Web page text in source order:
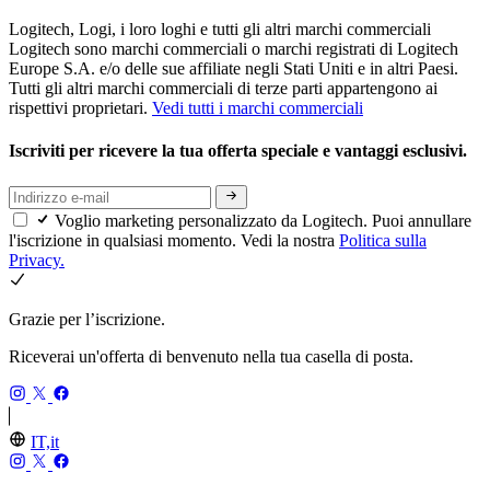
Logitech, Logi, i loro loghi e tutti gli altri marchi commerciali
Logitech sono marchi commerciali o marchi registrati di Logitech
Europe S.A. e/o delle sue affiliate negli Stati Uniti e in altri Paesi.
Tutti gli altri marchi commerciali di terze parti appartengono ai
rispettivi proprietari. Vedi tutti i marchi commerciali
Iscriviti per ricevere la tua offerta speciale e vantaggi esclusivi.
Voglio marketing personalizzato da Logitech. Puoi annullare
l'iscrizione in qualsiasi momento. Vedi la nostra Politica sulla
Privacy.
Grazie per l’iscrizione.
Riceverai un'offerta di benvenuto nella tua casella di posta.
IT,it